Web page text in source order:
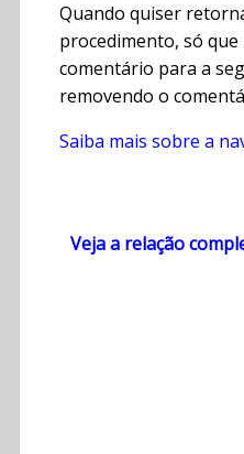
Quando quiser
procedimento, só que
comentário para a
removendo o
Saiba mais sobre a
Veja a relação